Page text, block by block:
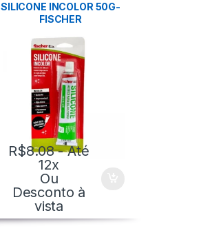
SILICONE INCOLOR 50G-
FISCHER
R$8.08- Até
12x
Ou
Desconto à
vista